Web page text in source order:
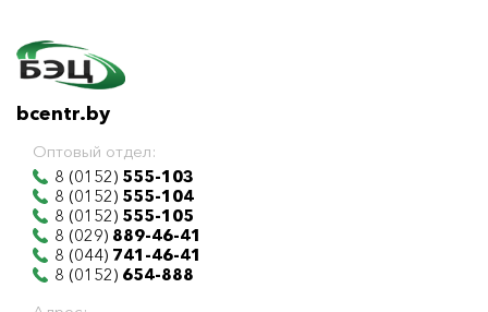
bcentr.by
Оптовый отдел:
8 (0152) 555-103
8 (0152) 555-104
8 (0152) 555-105
8 (029) 889-46-41
8 (044) 741-46-41
8 (0152) 654-888